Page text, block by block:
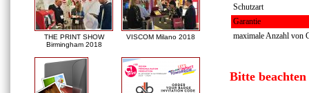
THE PRINT SHOW
Birmingham 2018
VISCOM Milano 2018
Schutzart
Garantie
maximale Anzahl von
Bitte beachten